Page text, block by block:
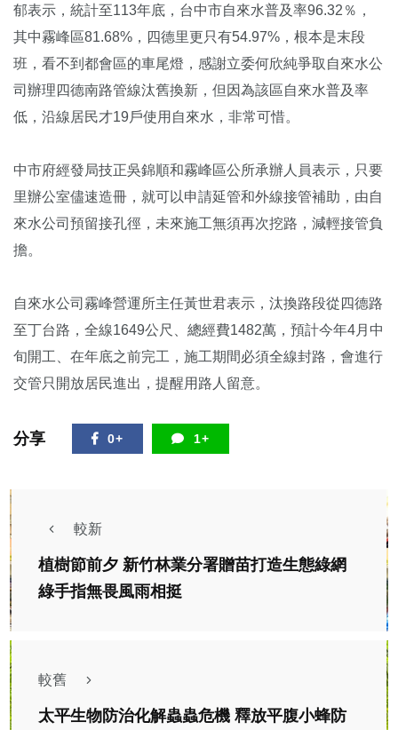
郁表示，統計至113年底，台中市自來水普及率96.32％，
其中霧峰區81.68%，四德里更只有54.97%，根本是末段
班，看不到都會區的車尾燈，感謝立委何欣純爭取自來水公
司辦理四德南路管線汰舊換新，但因為該區自來水普及率
低，沿線居民才19戶使用自來水，非常可惜。
中市府經發局技正吳錦順和霧峰區公所承辦人員表示，只要
里辦公室儘速造冊，就可以申請延管和外線接管補助，由自
來水公司預留接孔徑，未來施工無須再次挖路，減輕接管負
擔。
自來水公司霧峰營運所主任黃世君表示，汰換路段從四德路
至丁台路，全線1649公尺、總經費1482萬，預計今年4月中
旬開工、在年底之前完工，施工期間必須全線封路，會進行
交管只開放居民進出，提醒用路人留意。
分享 0+ 1+
較新
植樹節前夕 新竹林業分署贈苗打造生態綠網
綠手指無畏風雨相挺
較舊
太平生物防治化解蟲蟲危機 釋放平腹小蜂防